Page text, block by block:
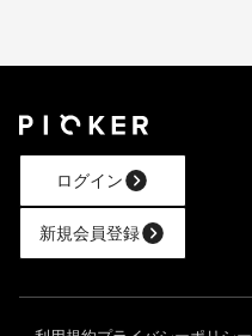
ログイン
新規会員登録